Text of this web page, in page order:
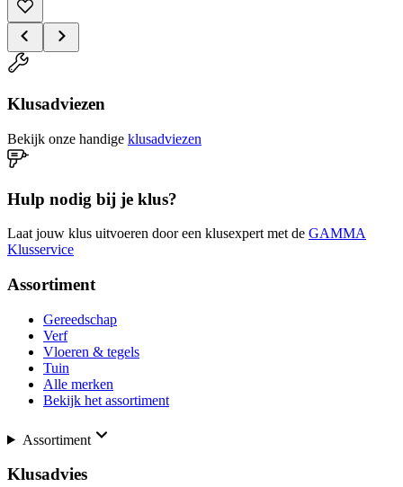
Klusadviezen
Bekijk onze handige klusadviezen
Hulp nodig bij je klus?
Laat jouw klus uitvoeren door een klusexpert met de GAMMA
Klusservice
Assortiment
Gereedschap
Verf
Vloeren & tegels
Tuin
Alle merken
Bekijk het assortiment
Assortiment
Klusadvies